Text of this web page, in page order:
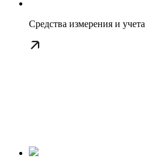
Средства измерения и учета